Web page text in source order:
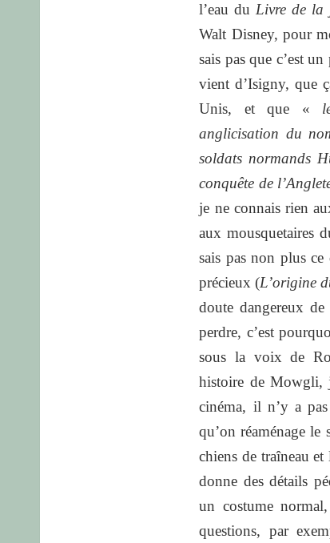
l’eau du Livre de la
Walt Disney, pour
sais pas que c’est
vient d’Isigny, que
Unis, et que «
anglicisation du
soldats normands
conquête de
je ne connais rien
aux mousquetaires
sais pas non plus ce
précieux (L’origine
doute dangereux
perdre, c’est
sous la voix de
histoire de Mowgli,
cinéma, il n’y a
qu’on réaménage
chiens de traîneau
donne des détails
un costume normal,
questions, par